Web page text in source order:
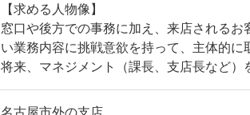
【求める人物像】
窓口や後方での事務に加え、来店される
い業務内容に挑戦意欲を持って、主体的に
将来、マネジメント（課長、支店長など）
名古屋市外の支店